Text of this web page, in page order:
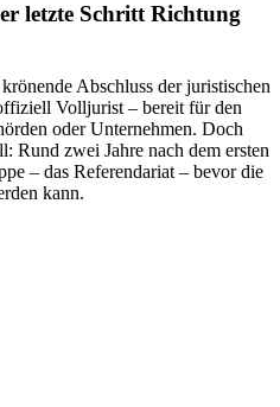
letzte Schritt Richtung
Abschluss der juristischen
Volljurist – bereit für den
oder Unternehmen. Doch
Rund zwei Jahre nach dem ersten
– das Referendariat – bevor die
kann.